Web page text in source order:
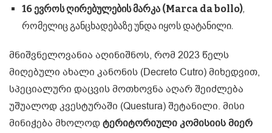
16 ევროს ღირებულების მარკა (Marca da bollo),
რომელიც განცხადებაზე უნდა იყოს დატანილი.
მნიშვნელოვანია აღინიშნოს, რომ 2023 წელს
მიღებული ახალი კანონის (Decreto Cutro) მიხედვით,
სპეციალური დაცვის მოთხოვნა აღარ შეიძლება
უშუალოდ კვესტურაში (Questura) შეტანილი. მისი
მინიჭება მხოლოდტერიტორიული კომისიის მიერ